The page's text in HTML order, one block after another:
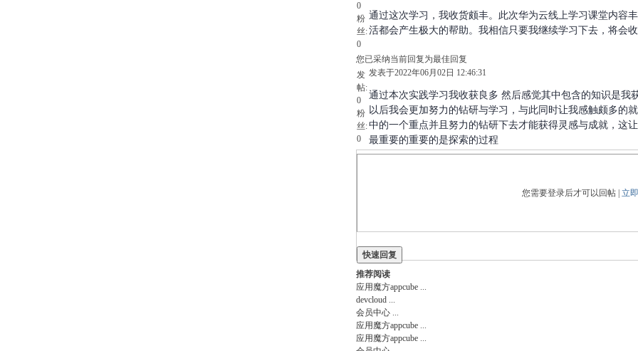
0
粉
丝:
0
通过这次学习，我收货颇丰。此次华为云线上学习课堂内容
活都会产生极大的帮助。我相信只要我继续学习下去，将会
您已采纳当前回复为最佳回复
发
帖:
0
粉
丝:
0
发表于2022年06月02日 12:46:31
通过本次实践学习我收获良多 然后感觉其中包含的知识是我
以后我会更加努力的钻研与学习，与此同时让我感触颇多的
中的一个重点并且努力的钻研下去才能获得灵感与成就，这
最重要的重要的是探索的过程
您需要登录后才可以回帖 | 立
快速回复
推荐阅读
应用魔方appcube ...
devcloud ...
会员中心 ...
应用魔方appcube ...
应用魔方appcube ...